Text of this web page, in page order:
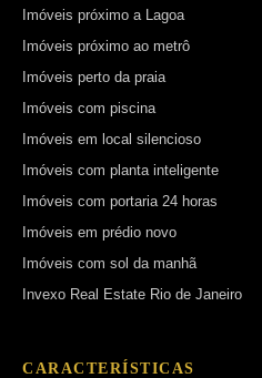
Imóveis próximo a Lagoa
Imóveis próximo ao metrô
Imóveis perto da praia
Imóveis com piscina
Imóveis em local silencioso
Imóveis com planta inteligente
Imóveis com portaria 24 horas
Imóveis em prédio novo
Imóveis com sol da manhã
Invexo Real Estate Rio de Janeiro
CARACTERÍSTICAS